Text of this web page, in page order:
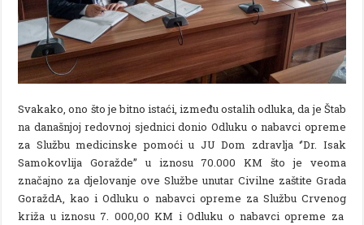
Svakako, ono što je bitno istaći, između ostalih odluka, da je Štab
na današnjoj redovnoj sjednici donio Odluku o nabavci opreme
za Službu medicinske pomoći u JU Dom zdravlja ‘’Dr. Isak
Samokovlija Goražde’’ u iznosu 70.000 KM što je veoma
značajno za djelovanje ove Službe unutar Civilne zaštite Grada
GoraždA, kao i Odluku o nabavci opreme za Službu Crvenog
križa u iznosu 7. 000,00 KM i Odluku o nabavci opreme za